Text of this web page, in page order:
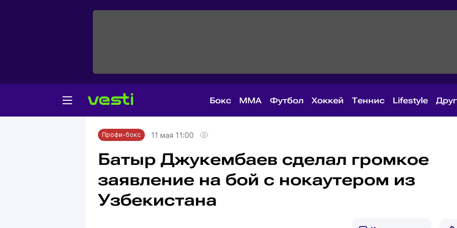
Бокс MMA Футбол Хоккей Теннис Lifestyle
Главная
Профи-бокс
Профи-бокс 11 мая 11:00
Батыр Джукембаев сделал громкое
заявление на бой с нокаутером из
Узбекистана